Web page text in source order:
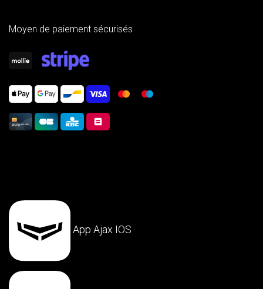
Moyen de paiement sécurisés
App Ajax IOS